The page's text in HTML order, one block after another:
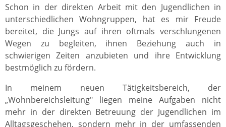
Schon in der direkten Arbeit mit den Jugendlichen in
unterschiedlichen Wohngruppen, hat es mir Freude
bereitet, die Jungs auf ihren oftmals verschlungenen
Wegen zu begleiten, ihnen Beziehung auch in
schwierigen Zeiten anzubieten und ihre Entwicklung
bestmöglich zu fördern.
In meinem neuen Tätigkeitsbereich, der
„Wohnbereichsleitung" liegen meine Aufgaben nicht
mehr in der direkten Betreuung der Jugendlichen im
Alltagsgeschehen, sondern mehr in der umfassenden